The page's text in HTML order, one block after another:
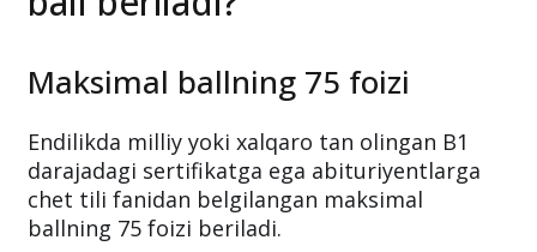
ball beriladi?
Maksimal ballning 75 foizi
Endilikda milliy yoki xalqaro tan olingan B1